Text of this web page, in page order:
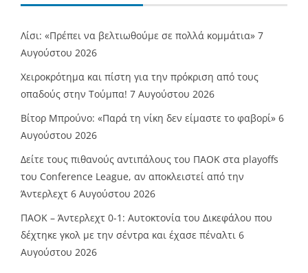
Λίσι: «Πρέπει να βελτιωθούμε σε πολλά κομμάτια» 7
Αυγούστου 2026
Χειροκρότημα και πίστη για την πρόκριση από τους
οπαδούς στην Τούμπα! 7 Αυγούστου 2026
Βίτορ Μπρούνο: «Παρά τη νίκη δεν είμαστε το φαβορί» 6
Αυγούστου 2026
Δείτε τους πιθανούς αντιπάλους του ΠΑΟΚ στα playoffs
του Conference League, αν αποκλειστεί από την
Άντερλεχτ 6 Αυγούστου 2026
ΠΑΟΚ – Άντερλεχτ 0-1: Αυτοκτονία του Δικεφάλου που
δέχτηκε γκολ με την σέντρα και έχασε πέναλτι 6
Αυγούστου 2026